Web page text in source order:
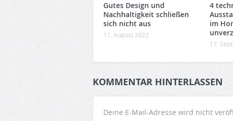
Gutes Design und
Nachhaltigkeit schließen
sich nicht aus
11. August 2022
4
im
17.
KOMMENTAR HINTERLASSEN
Deine E-Mail-Adresse wird nicht